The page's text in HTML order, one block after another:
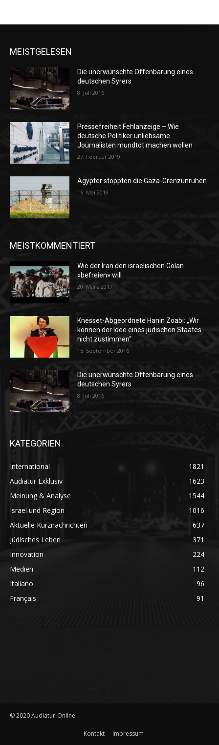
MEISTGELESEN
Die unerwünschte Offenbarung eines
deutschen Syrers
8. Juli 2016
Pressefreiheit Fehlanzeige – Wie
deutsche Politiker unliebsame
Journalisten mundtot machen wollen
27. Februar 2019
Ägypter stoppten die Gaza-Grenzunruhen
16. Mai 2018
MEISTKOMMENTIERT
Wie der Iran den israelischen Golan
«befreien» will
20. März 2017
Knesset-Abgeordnete Hanin Zoabi: „Wir
können der Idee eines jüdischen Staates
nicht zustimmen“
15. September 2016
Die unerwünschte Offenbarung eines
deutschen Syrers
8. Juli 2016
KATEGORIEN
International
1821
Audiatur Exklusiv
1623
Meinung & Analyse
1544
Israel und Region
1016
Aktuelle Kurznachrichten
637
Jüdisches Leben
371
Innovation
224
Medien
112
Italiano
96
Français
91
© 2020 Audiatur-Online
Kontakt Impressum